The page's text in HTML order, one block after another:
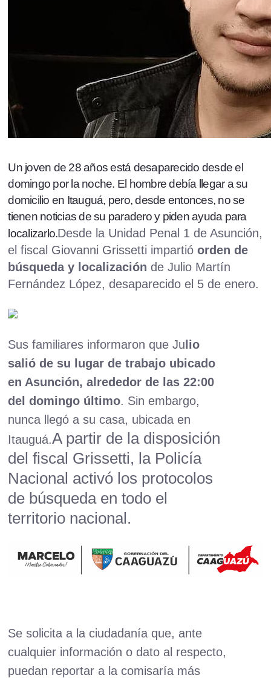
Un joven de 28 años está desaparecido desde el
domingo por la noche. El hombre debía llegar a su
domicilio en Itauguá, pero, desde entonces, no se
tienen noticias de su paradero y piden ayuda para
localizarlo.Desde la Unidad Penal 1 de Asunción,
el fiscal Giovanni Grissetti impartió orden de
búsqueda y localización de Julio Martín
Fernández López, desaparecido el 5 de enero.
Sus familiares informaron que Ju lio
salió de su lugar de trabajo ubicado
en Asunción, alrededor de las 22:00
del domingo último. Sin embargo,
nunca llegó a su casa, ubicada en
Itauguá.A partir de la disposición
del fiscal Grissetti, la Policía
Nacional activó los protocolos
de búsqueda en todo el
territorio nacional.
Se solicita a la ciudadanía que, ante
cualquier información o dato al respecto,
puedan reportar a la comisaría más